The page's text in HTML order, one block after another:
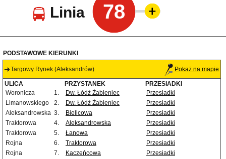
Linia 78
PODSTAWOWE KIERUNKI
Targowy Rynek (Aleksandrów) Pokaż na mapie
ULICA PRZYSTANEK
PRZESIADKI
Woronicza
1. Dw. Łódź Żabieniec
Przesiadki
Limanowskiego
2. Dw. Łódź Żabieniec
Przesiadki
Aleksandrowska 3. Bielicowa
Przesiadki
Traktorowa
4. Aleksandrowska
Przesiadki
Traktorowa
5. Łanowa
Przesiadki
Rojna
6. Traktorowa
Przesiadki
Rojna
7. Kaczeńcowa
Przesiadki